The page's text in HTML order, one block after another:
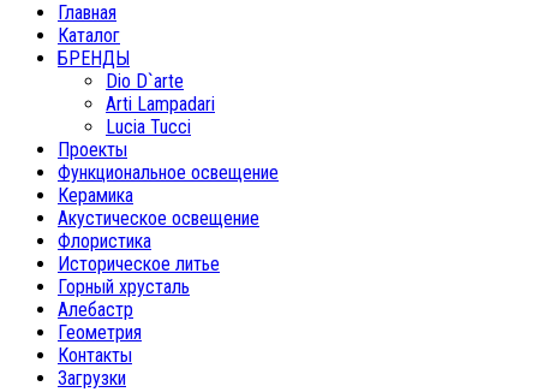
Главная
Каталог
БРЕНДЫ
Dio D`arte
Arti Lampadari
Lucia Tucci
Проекты
Функциональное освещение
Керамика
Акустическое освещение
Флористика
Историческое литье
Горный хрусталь
Алебастр
Геометрия
Контакты
Загрузки